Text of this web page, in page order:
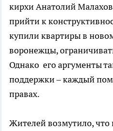
кирхи Анатолий
прийти к
купили квартиры в
воронежцы,
Однако его аргументы
поддержки – каждый
правах.
Жителей возмутило,